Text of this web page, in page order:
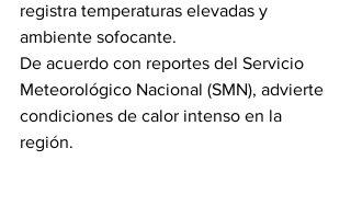
registra temperaturas elevadas y
ambiente sofocante.
De acuerdo con reportes del Servicio
Meteorológico Nacional (SMN), advierte
condiciones de calor intenso en la
región.